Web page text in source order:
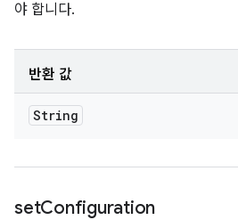
야 합니다.
반환 값
String
setConfiguration